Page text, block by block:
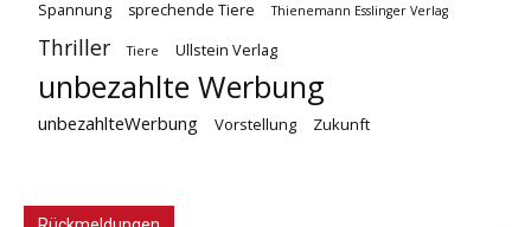
Spannung sprechende Tiere Thienemann Esslinger Verlag
Thriller Tiere Ullstein Verlag
unbezahlte Werbung
unbezahlteWerbung Vorstellung Zukunft